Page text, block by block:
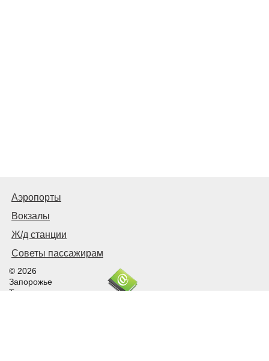
Аэропорты
Вокзалы
Ж/д станции
Советы пассажирам
© 2026
Запорожье
Транспортное